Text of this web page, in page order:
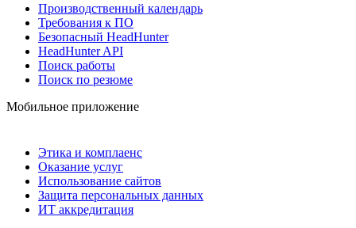
Производственный календарь
Требования к ПО
Безопасный HeadHunter
HeadHunter API
Поиск работы
Поиск по резюме
Мобильное приложение
Этика и комплаенс
Оказание услуг
Использование сайтов
Защита персональных данных
ИТ аккредитация